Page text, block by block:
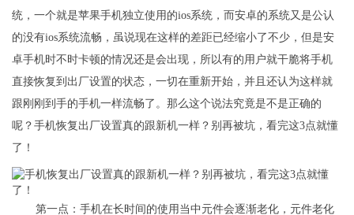
统，一个就是苹果手机独立使用的ios系统，而安卓的系统又是公认
的没有ios系统流畅，虽说现在这样的差距已经缩小了不少，但是安
卓手机时不时卡顿的情况还是会出现，所以有的用户就干脆将手机
直接恢复到出厂设置的状态，一切在重新开始，并且还认为这样就
跟刚刚到手的手机一样流畅了。那么这个说法究竟是不是正确的
呢？手机恢复出厂设置真的跟新机一样？别再被坑，看完这3点就懂
了！
第一点：手机在长时间的使用当中元件会逐渐老化，元件老化